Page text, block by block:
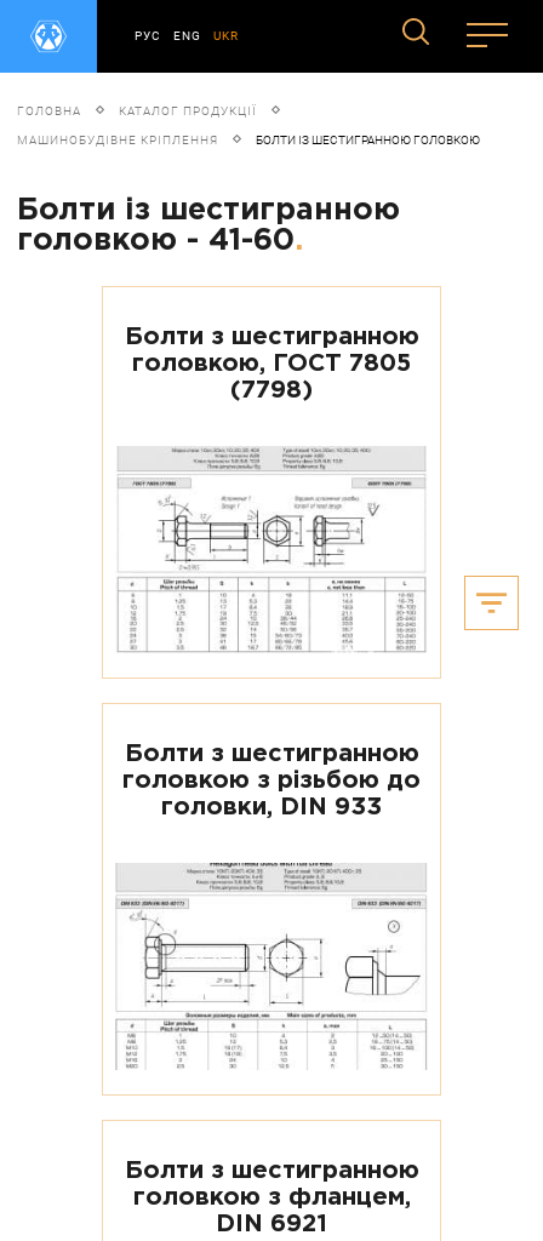
РУС ENG UKR
ГОЛОВНА КАТАЛОГ ПРОДУКЦІЇ
МАШИНОБУДІВНЕ КРІПЛЕННЯ БОЛТИ ІЗ ШЕСТИГРАННОЮ ГОЛОВКОЮ
Болти із шестигранною
головкою - 41-60.
Болти з шестигранною
головкою, ГОСТ 7805
(7798)
Болти з шестигранною
головкою з різьбою до
головки, DIN 933
Болти з шестигранною
головкою з фланцем,
DIN 6921